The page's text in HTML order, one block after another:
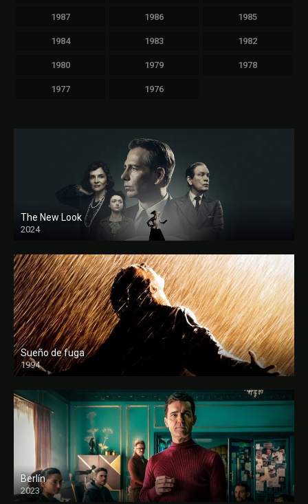
1987 1986 1985
1984 1983 1982
1980 1979 1978
1977 1976
The New Look
2024
Sueño de fuga
1994
FULL HD
Berlín
2023